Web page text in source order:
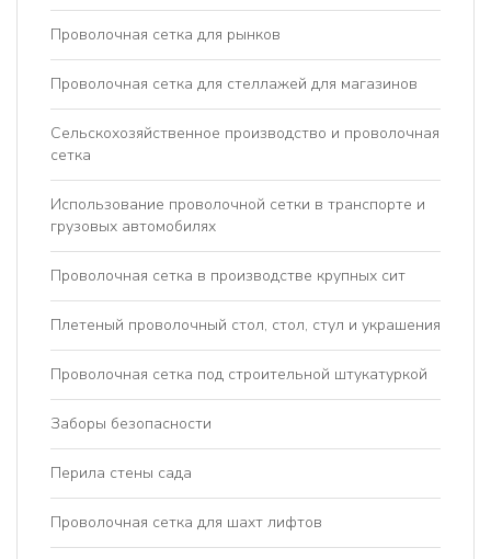
Проволочная сетка для рынков
Проволочная сетка для стеллажей для магазинов
Сельскохозяйственное производство и проволочная
сетка
Использование проволочной сетки в транспорте и
грузовых автомобилях
Проволочная сетка в производстве крупных сит
Плетеный проволочный стол, стол, стул и украшения
Проволочная сетка под строительной штукатуркой
Заборы безопасности
Перила стены сада
Проволочная сетка для шахт лифтов